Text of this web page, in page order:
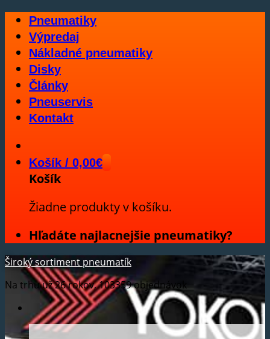
Skip
content
Pneumatiky
Výpredaj
Nákladné pneumatiky
Disky
Články
Pneuservis
Kontakt
Košík / 0,00€
Košík
Žiadne produkty v košíku.
Hľadáte najlacnejšie pneumatiky?
Široký sortiment pneumatík
Na trhu už 26 rokov, 103359 objednávok